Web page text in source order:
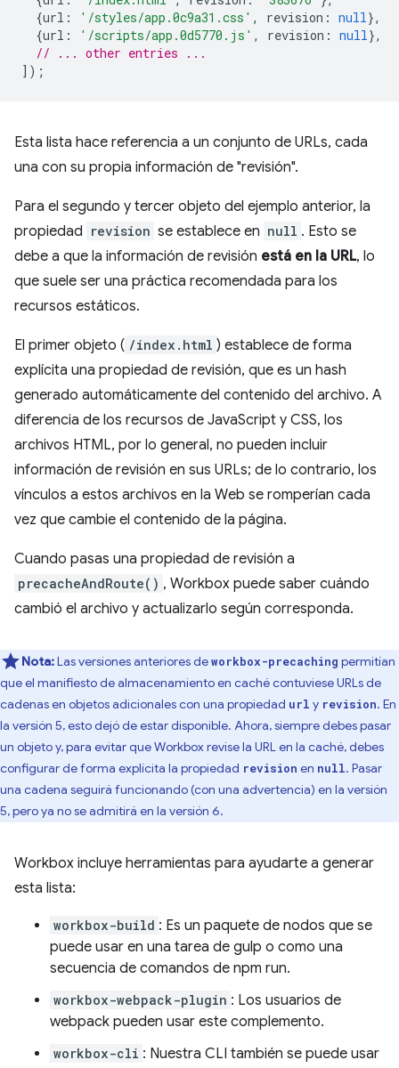
{url : '/styles/app.0c9a31.css' , revision : null},
{url : '/scripts/app.0d5770.js' , revision : null},
// ... other entries ...
]);
Esta lista hace referencia a un conjunto de URLs, cada
una con su propia información de "revisión".
Para el segundo y tercer objeto del ejemplo anterior, la
propiedad revision se establece en null . Esto se
debe a que la información de revisión está en la URL, lo
que suele ser una práctica recomendada para los
recursos estáticos.
El primer objeto ( /index.html ) establece de forma
explícita una propiedad de revisión, que es un hash
generado automáticamente del contenido del archivo. A
diferencia de los recursos de JavaScript y CSS, los
archivos HTML, por lo general, no pueden incluir
información de revisión en sus URLs; de lo contrario, los
vínculos a estos archivos en la Web se romperían cada
vez que cambie el contenido de la página.
Cuando pasas una propiedad de revisión a
precacheAndRoute() , Workbox puede saber cuándo
cambió el archivo y actualizarlo según corresponda.
Nota:Las versiones anteriores deworkbox-precaching permitían
que el manifiesto de almacenamiento en caché contuviese URLs de
cadenas en objetos adicionales con una propiedad url y revision. En
la versión 5, esto dejó de estar disponible. Ahora, siempre debes pasar
un objeto y, para evitar que Workbox revise la URL en la caché, debes
configurar de forma explícita la propiedad revision en null. Pasar
una cadena seguirá funcionando (con una advertencia) en la versión
5, pero ya no se admitirá en la versión 6.
Workbox incluye herramientas para ayudarte a generar
esta lista:
workbox-build : Es un paquete de nodos que se
puede usar en una tarea de gulp o como una
secuencia de comandos de npm run.
workbox-webpack-plugin : Los usuarios de
webpack pueden usar este complemento.
workbox-cli : Nuestra CLI también se puede usar